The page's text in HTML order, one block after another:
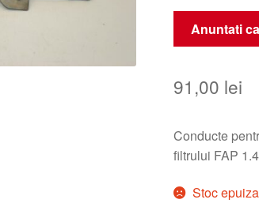
Anuntati
91,00 lei
Conducte
filtrului FAP
Stoc